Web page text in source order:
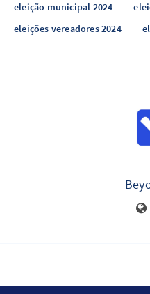
eleição municipal 2024
eleições vereadores 2024